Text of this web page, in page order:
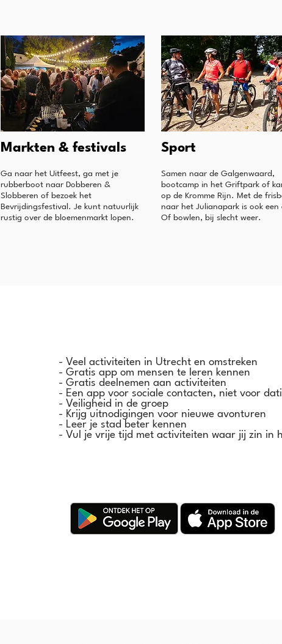
Markten & festivals
Ga naar het Uitfeest, ga met je
rubberboot naar Dobberen &
Slobberen of bezoek het
Bevrijdingsfestival. Je kunt natuurlijk
rustig over de bloemenmarkt lopen.
Sport
Samen naar de Galgenwaard,
bootcamp in het Griftpark of
op de Kromme Rijn. Met de
naar het Julianapark is ook een
Of bowlen, bij slecht weer.
- Veel activiteiten in Utrecht en omstreken
- Gratis app om mensen te leren kennen
- Gratis deelnemen aan activiteiten
- Een app voor sociale contacten, niet voor
- Veiligheid in de groep
- Krijg uitnodigingen voor nieuwe avonturen
- Leer je stad beter kennen
- Vul je vrije tijd met activiteiten waar jij zin in